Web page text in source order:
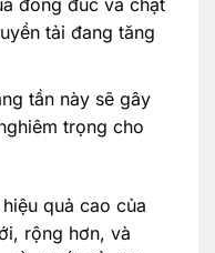
đông đúc và chật
tải đang tăng
tần này sẽ gây
trọng cho
quả cao của
rộng hơn, và